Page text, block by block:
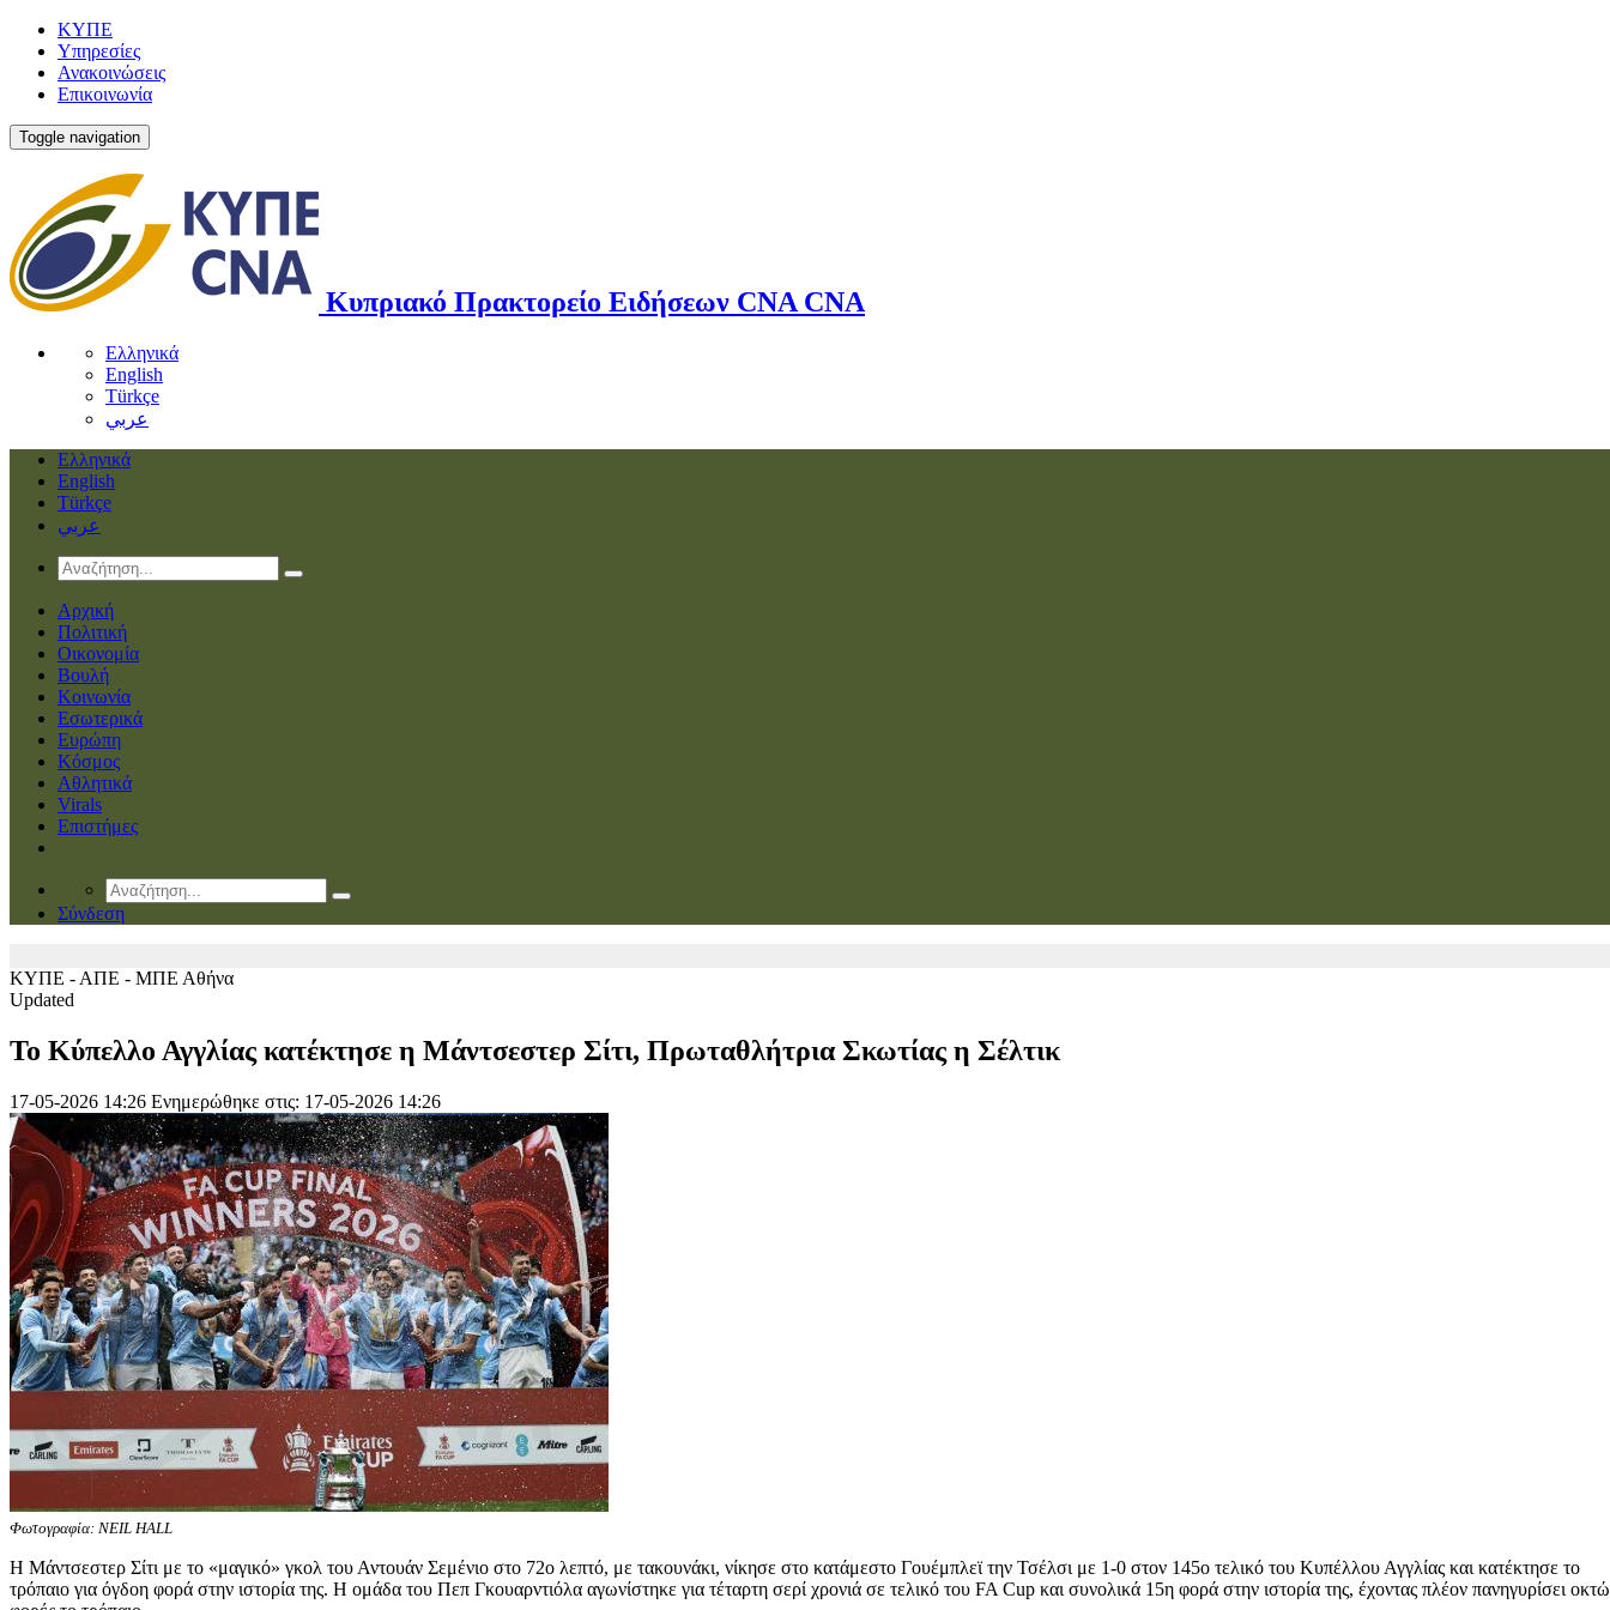
ΚΥΠΕ
Υπηρεσίες
Ανακοινώσεις
Επικοινωνία
Toggle navigation
Κυπριακό Πρακτορείο Ειδήσεων CNA CNA
Ελληνικά
English
Türkçe
عربي
Ελληνικά
English
Türkçe
عربي
Αρχική
Πολιτική
Οικονομία
Βουλή
Κοινωνία
Εσωτερικά
Ευρώπη
Κόσμος
Αθλητικά
Virals
Επιστήμες
Σύνδεση
ΚΥΠΕ - ΑΠΕ - ΜΠΕ Αθήνα
Updated
Το Κύπελλο Αγγλίας κατέκτησε η Μάντσεστερ Σίτι, Πρωταθλήτρια Σκωτίας η Σέλτικ
17-05-2026 14:26 Ενημερώθηκε στις: 17-05-2026 14:26
Φωτογραφία: NEIL HALL
Η Μάντσεστερ Σίτι με το «μαγικό» γκολ του Αντουάν Σεμένιο στο 72ο λεπτό, με τακουνάκι, νίκησε στο κατάμεστο Γουέμπλεϊ την Τσέλσι με 1-0 στον 145ο τελικό του Κυπέλλου Αγγλίας και κατέκτησε το
τρόπαιο για όγδοη φορά στην ιστορία της. Η ομάδα του Πεπ Γκουαρντιόλα αγωνίστηκε για τέταρτη σερί χρονιά σε τελικό του FA Cup και συνολικά 15η φορά στην ιστορία της, έχοντας πλέον πανηγυρίσει οκτώ